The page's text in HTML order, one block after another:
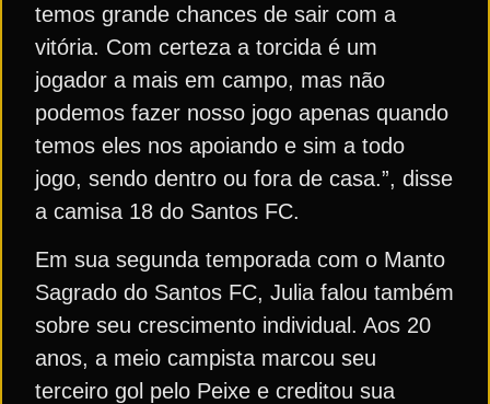
temos grande chances de sair com a
vitória. Com certeza a torcida é um
jogador a mais em campo, mas não
podemos fazer nosso jogo apenas quando
temos eles nos apoiando e sim a todo
jogo, sendo dentro ou fora de casa.”, disse
a camisa 18 do Santos FC.
Em sua segunda temporada com o Manto
Sagrado do Santos FC, Julia falou também
sobre seu crescimento individual. Aos 20
anos, a meio campista marcou seu
terceiro gol pelo Peixe e creditou sua